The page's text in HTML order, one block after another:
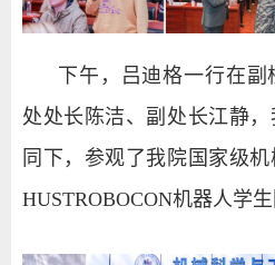
下午，吕迪格一行在
处处长陈洁、副处长江静
同下，参观了我院国家级
HUSTROBOCON机器人学